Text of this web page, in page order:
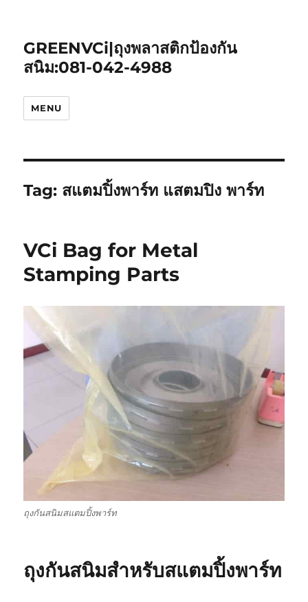
GREENVCi|ถุงพลาสติกป้องกัน
สนิม:081-042-4988
MENU
Tag: สแตมปิ้งพาร์ท แสตมปิง พาร์ท
VCi Bag for Metal
Stamping Parts
ถุงกันสนิมสแตมปิ้งพาร์ท
ถุงกันสนิมสำหรับสแตมปิ้งพาร์ท